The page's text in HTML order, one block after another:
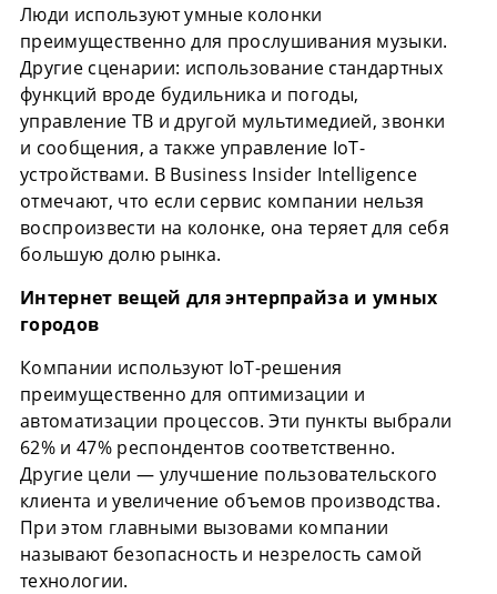
Люди используют умные колонки
преимущественно для прослушивания музыки.
Другие сценарии: использование стандартных
функций вроде будильника и погоды,
управление ТВ и другой мультимедией, звонки
и сообщения, а также управление IoT-
устройствами. В Business Insider Intelligence
отмечают, что если сервис компании нельзя
воспроизвести на колонке, она теряет для себя
большую долю рынка.
Интернет вещей для энтерпрайза и умных
городов
Компании используют IoT-решения
преимущественно для оптимизации и
автоматизации процессов. Эти пункты выбрали
62% и 47% респондентов соответственно.
Другие цели — улучшение пользовательского
клиента и увеличение объемов производства.
При этом главными вызовами компании
называют безопасность и незрелость самой
технологии.